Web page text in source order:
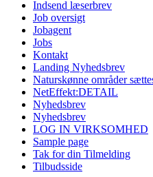
Indsend læserbrev
Job oversigt
Jobagent
Jobs
Kontakt
Landing Nyhedsbrev
Naturskønne områder
NetEffekt:DETAIL
Nyhedsbrev
Nyhedsbrev
LOG IN VIRKSOMHED
Sample page
Tak for din Tilmelding
Tilbudsside